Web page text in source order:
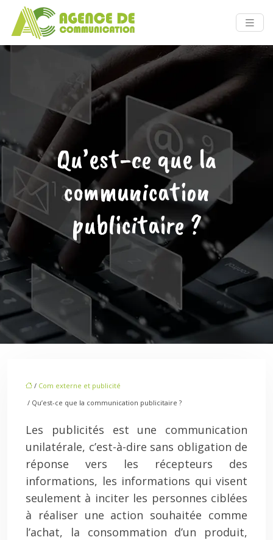
Qu’est-ce que la
communication
publicitaire ?
/ Com externe et publicité
/ Qu’est-ce que la communication publicitaire ?
Les publicités est une communication
unilatérale, c’est-à-dire sans obligation de
réponse vers les récepteurs des
informations, les informations qui visent
seulement à inciter les personnes ciblées
à réaliser une action souhaitée comme
l’achat, la consommation d’un produit,